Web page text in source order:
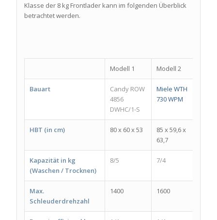
Klasse der 8 kg Frontlader kann im folgenden Überblick
betrachtet werden.
Modell 1 Modell 2
Bauart
Candy ROW
4856
DWHC/1-S
Miele WTH
730 WPM
HBT (in cm) 80 x 60 x 53
85 x 59,6 x
63,7
Kapazität in kg
(Waschen / Trocknen)
8/5 7/4
Max.
Schleuderdrehzahl
1400 1600